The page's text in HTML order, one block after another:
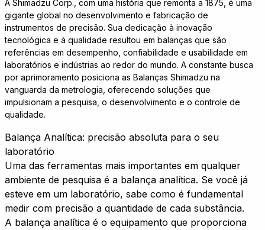
A Shimadzu Corp., com uma história que remonta a 1875, é uma
gigante global no desenvolvimento e fabricação de
instrumentos de precisão. Sua dedicação à inovação
tecnológica e à qualidade resultou em balanças que são
referências em desempenho, confiabilidade e usabilidade em
laboratórios e indústrias ao redor do mundo. A constante busca
por aprimoramento posiciona as Balanças Shimadzu na
vanguarda da metrologia, oferecendo soluções que
impulsionam a pesquisa, o desenvolvimento e o controle de
qualidade.
Balança Analítica: precisão absoluta para o seu
laboratório
Uma das ferramentas mais importantes em qualquer
ambiente de pesquisa é a balança analítica. Se você já
esteve em um laboratório, sabe como é fundamental
medir com precisão a quantidade de cada substância.
A balança analítica é o equipamento que proporciona